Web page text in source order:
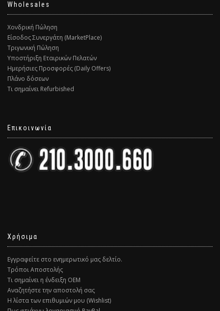
Wholesales
Χονδρική Πώληση
Είσοδος Συνεργάτη (MarketPlace)
Τριγωνική Πώληση
Υποστήριξη Εταιρικών Πελατών
Ημερήσιες Προσφορές (Daily Offers)
Πλάνο δόσεων
Τι σημαίνει Refurbished
Επικοινωνία
Χρήσιμα
Εγγραφείτε στο ενημερωτικό μας δελτίο.
Τρόποι Αποστολής
Τι σημαίνει η ένδειξη ΟΕΜ
Αναζητήστε την αποστολή σας
Η λίστα των επιθυμιών μου (Wishlist)